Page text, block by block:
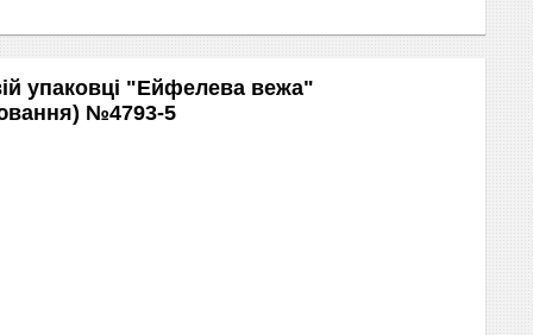
упаковці "Ейфелева вежа"
№4793-5